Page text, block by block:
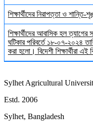
শিক্ষার্থীদের নিরাপত্তা ও শান্তি-
শিক্ষার্থীদের আবাসিক হল
ঘটিকার পরিবর্তে ১৮-০৭-২০২৪
করা হলো। বিদেশী শিক্ষার্থীরা
Sylhet Agricultural
Estd. 2006
Sylhet, Bangladesh